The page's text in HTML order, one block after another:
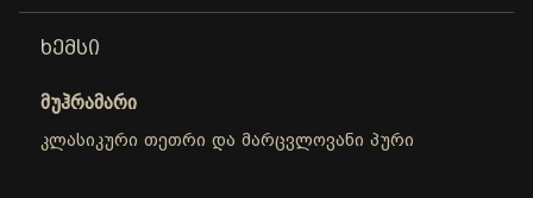
ᲮᲔᲛᲡᲘ
მუჰრამარი
კლასიკური თეთრი და მარცვლოვანი პური